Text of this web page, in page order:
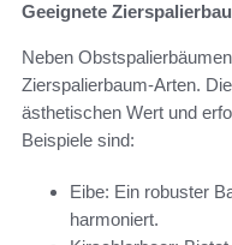
Geeignete
Neben
Zierspalierbaum-Arten.
ästhetischen Wert und
Beispiele sind:
Eibe: Ein robuster
harmoniert.